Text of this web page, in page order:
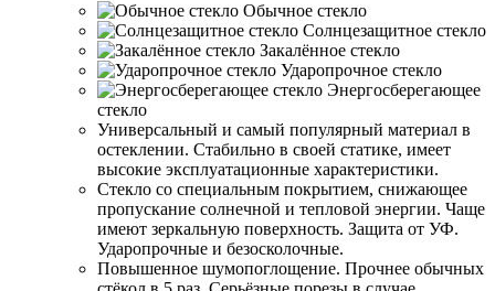
Обычное стекло
Солнцезащитное стекло
Закалённое стекло
Ударопрочное стекло
Энергосберегающее
стекло
Универсальный и самый популярный материал в
остеклении. Стабильно в своей статике, имеет
высокие эксплуатационные характеристики.
Стекло со специальным покрытием, снижающее
пропускание солнечной и тепловой энергии. Чаще
имеют зеркальную поверхность. Защита от УФ.
Ударопрочные и безосколочные.
Повышенное шумопоглощение. Прочнее обычных